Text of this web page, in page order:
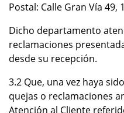
Postal: Calle Gran Vía 49,
Dicho departamento
reclamaciones
desde su recepción.
3.2 Que, una vez haya
quejas o reclamaciones
Atención al Cliente